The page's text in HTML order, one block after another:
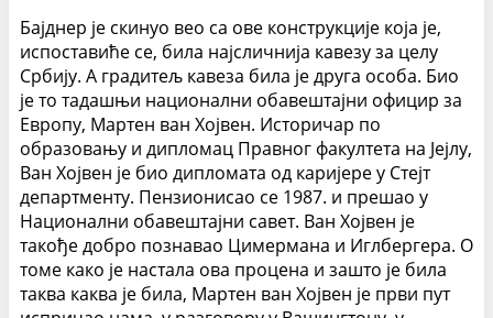
Бајднер је скинуо вео са ове конструкције која је,
испоставиће се, била најсличнија кавезу за целу
Србију. А градитељ кавеза била је друга особа. Био
је то тадашњи национални обавештајни официр за
Европу, Мартен ван Хојвен. Историчар по
образовању и дипломац Правног факулте­та на Јејлу,
Ван Хојвен је био дипломата од каријере у Стејт
департменту. Пензионисао се 1987. и прешао у
Национални обавештајни савет. Ван Хојвен је
такође добро познавао Цимермана и Иглбергера. О
томе како је настала ова процена и зашто је била
таква каква је била, Мартен ван Хојвен је први пут